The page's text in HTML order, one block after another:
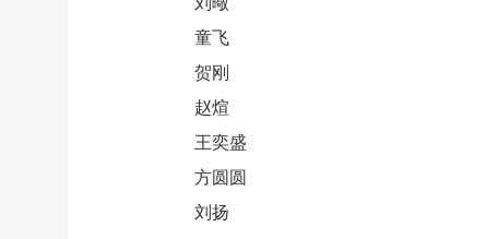
童飞
贺刚
赵煊
王奕盛
方圆圆
刘扬